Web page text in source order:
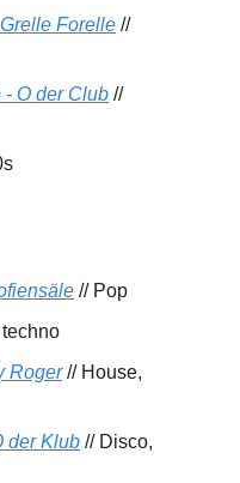
Forelle //
- O der Club //
// Pop
techno
Roger// House,
der Klub // Disco,